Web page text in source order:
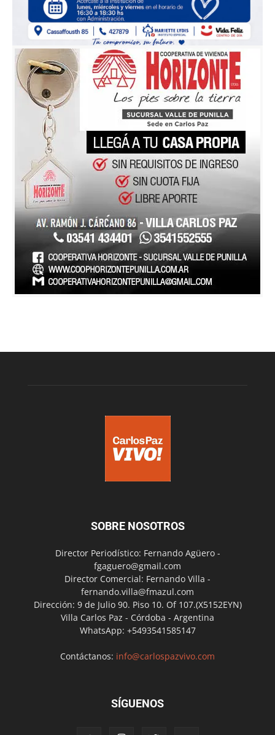
SOBRE NOSOTROS
Director Periodístico: Fernando Agüero -
fgaguero@gmail.com
Director Comercial: Fernando Villa -
fernando.villa@fmazul.com
Dirección: 9 de Julio 90. Piso 10. Of 107.(X5152EYN)
Villa Carlos Paz - Córdoba - Argentina
WhatsApp: +5493541585147
Contáctanos: info@carlospazvivo.com
SÍGUENOS